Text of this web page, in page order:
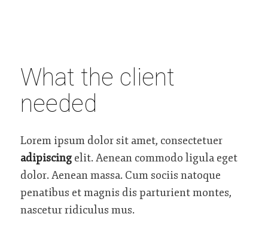
What the client
needed
Lorem ipsum dolor sit amet, consectetuer
adipiscingelit. Aenean commodo ligula eget
dolor. Aenean massa. Cum sociis natoque
penatibus et magnis dis parturient montes,
nascetur ridiculus mus.